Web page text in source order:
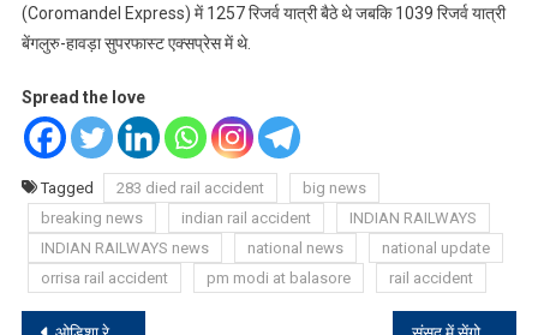
(Coromandel Express) में 1257 रिजर्व यात्री बैठे थे जबकि 1039 रिजर्व यात्री
बेंगलुरु-हावड़ा सुपरफास्ट एक्सप्रेस में थे.
Spread the love
Tagged 283 died rail accident
big news
breaking news
indian rail accident
INDIAN RAILWAYS
INDIAN RAILWAYS news
national news
national update
orrisa rail accident
pm modi at balasore rail accident